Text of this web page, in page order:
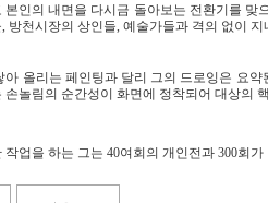
본인의 내면을 다시금 돌아보는 전환기를
방천시장의 상인들, 예술가들과 격의 없이
아 올리는 페인팅과 달리 그의 드로잉은 요
손놀림의 순간성이 화면에 정착되어 대상의
작업을 하는 그는 40여회의 개인전과 300회